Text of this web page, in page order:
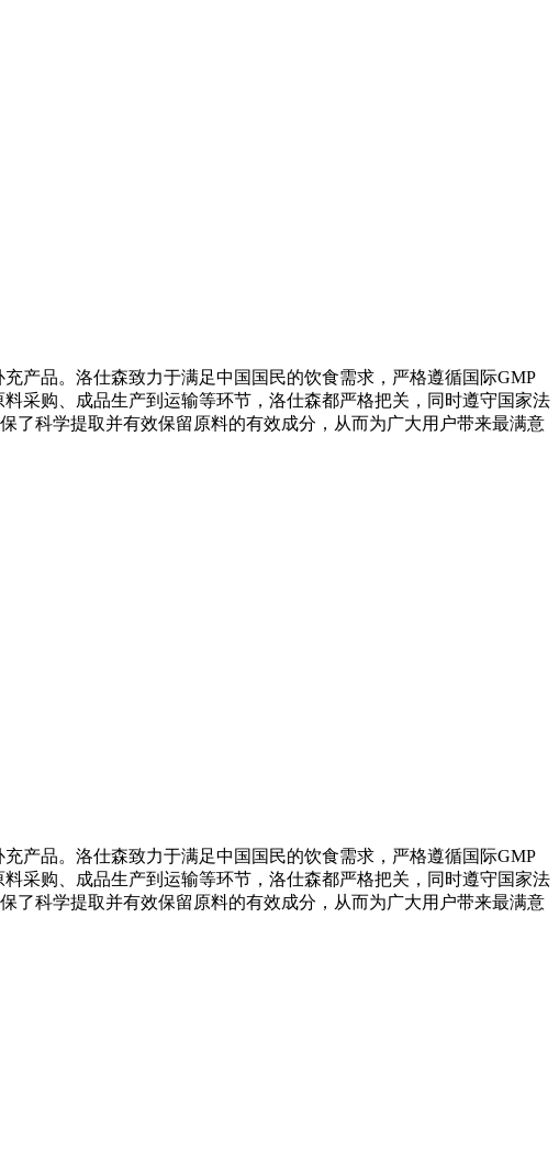
产品。洛仕森致力于满足中国国民的饮食需求，严格遵循国际GMP
采购、成品生产到运输等环节，洛仕森都严格把关，同时遵守国家法
了科学提取并有效保留原料的有效成分，从而为广大用户带来最满意
产品。洛仕森致力于满足中国国民的饮食需求，严格遵循国际GMP
采购、成品生产到运输等环节，洛仕森都严格把关，同时遵守国家法
了科学提取并有效保留原料的有效成分，从而为广大用户带来最满意